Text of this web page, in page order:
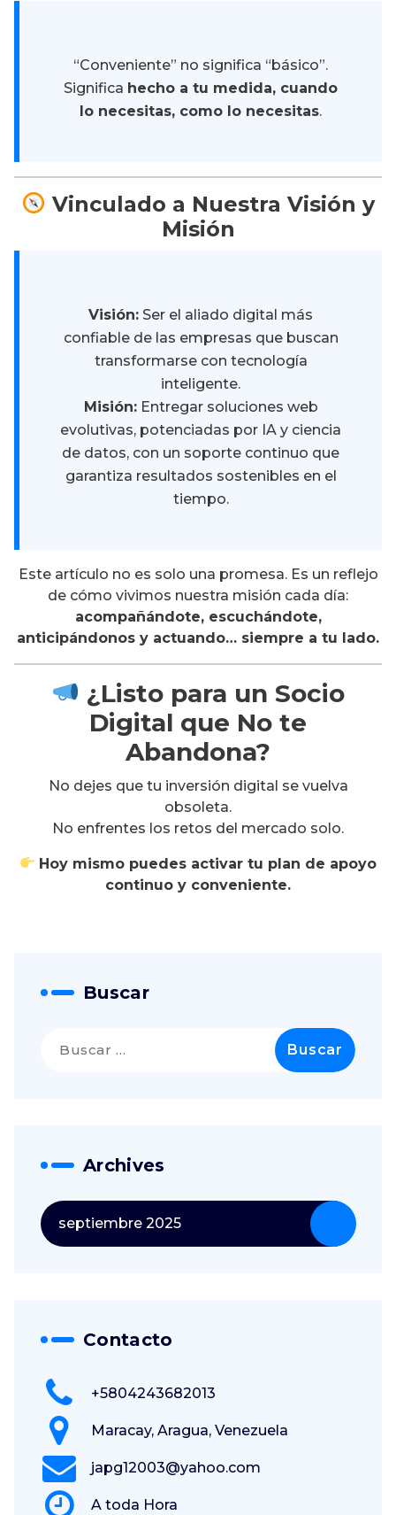
“Conveniente” no significa “básico”.
Significa hecho a tu medida, cuando
lo necesitas, como lo necesitas.
Vinculado a Nuestra Visión y
Misión
Visión: Ser el aliado digital más
confiable de las empresas que buscan
transformarse con tecnología
inteligente.
Misión:Entregar soluciones web
evolutivas, potenciadas por IA y ciencia
de datos, con un soporte continuo que
garantiza resultados sostenibles en el
tiempo.
Este artículo no es solo una promesa. Es un reflejo
de cómo vivimos nuestra misión cada día:
acompañándote, escuchándote,
anticipándonos y actuando… siempre a tu lado.
¿Listo para un Socio
Digital que No te
Abandona?
No dejes que tu inversión digital se vuelva
obsoleta.
No enfrentes los retos del mercado solo.
Hoy mismo puedes activar tu plan de apoyo
continuo y conveniente.
Buscar
Archives
septiembre 2025
Contacto
+5804243682013
Maracay, Aragua, Venezuela
japg12003@yahoo.com
A toda Hora